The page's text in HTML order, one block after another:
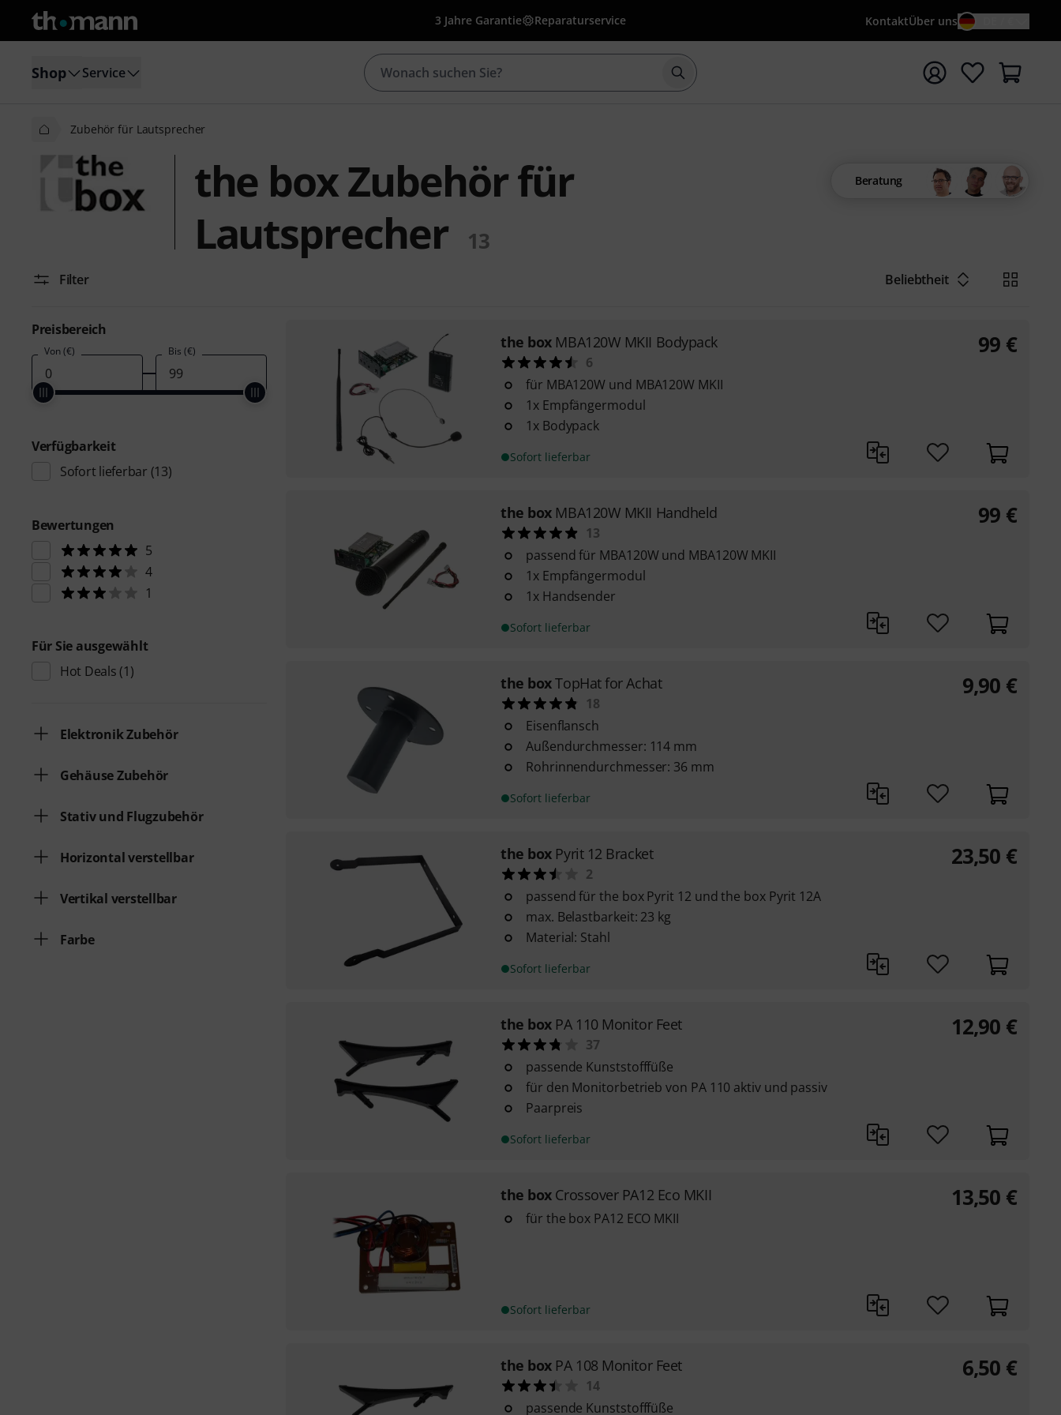
3 Jahre Garantie Reparaturservice KontaktÜber uns
Shop Service Suche mit Suchwort {searchTerm} starten
Zubehör für Lautsprecher
the box Zubehör für
Lautsprecher
13
Beratung
Filter Beliebtheit
Preisbereich
Von (€) Bis (€)
Verfügbarkeit
Sofort lieferbar (13)
Bewertungen
5
4
1
Für Sie ausgewählt
Hot Deals (1)
Elektronik Zubehör
Gehäuse Zubehör
Stativ und Flugzubehör
Horizontal verstellbar
Vertikal verstellbar
Farbe
the box MBA120W MKII Bodypack
6
für MBA120W und MBA120W MKII
1x Empfängermodul
1x Bodypack
Sofort lieferbar
99 €
the box MBA120W MKII Handheld
13
passend für MBA120W und MBA120W MKII
1x Empfängermodul
1x Handsender
Sofort lieferbar
99 €
the boxTopHat for Achat
18
Eisenflansch
Außendurchmesser: 114 mm
Rohrinnendurchmesser: 36 mm
Sofort lieferbar
9,90 €
the box Pyrit 12 Bracket
2
passend für the box Pyrit 12 und the box Pyrit 12A
max. Belastbarkeit: 23 kg
Material: Stahl
Sofort lieferbar
23,50 €
the box PA 110 Monitor Feet
37
passende Kunststofffüße
für den Monitorbetrieb von PA 110 aktiv und passiv
Paarpreis
Sofort lieferbar
12,90 €
the box Crossover PA12 Eco MKII
für the box PA12 ECO MKII
Sofort lieferbar
13,50 €
the box PA 108 Monitor Feet
14
passende Kunststofffüße
6,50 €